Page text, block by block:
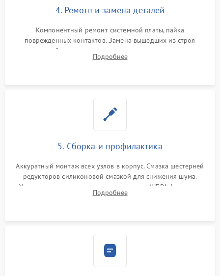
4. Ремонт и замена деталей
Компонентный ремонт системной платы, пайка
поврежденных контактов. Замена вышедших из строя
двигателей, изношенного аккумулятора, неисправного
лидара или помпы подачи воды. Восстановление шлейфов и
Подробнее
5. Сборка и профилактика
Аккуратный монтаж всех узлов в корпус. Смазка шестерней
редукторов силиконовой смазкой для снижения шума.
Установка новых расходных материалов (HEPA-фильтров,
микрофибры, щеток). Надежная фиксация разъемов и
Подробнее